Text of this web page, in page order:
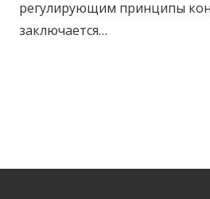
регулирующим принципы
заключается…